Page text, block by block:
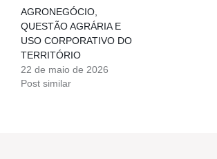
AGRONEGÓCIO,
QUESTÃO AGRÁRIA E
USO CORPORATIVO DO
TERRITÓRIO
22 de maio de 2026
Post similar